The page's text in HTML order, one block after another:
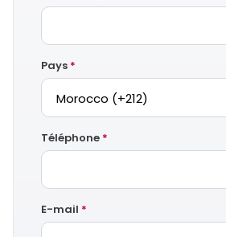
Pays *
Téléphone *
E-mail *